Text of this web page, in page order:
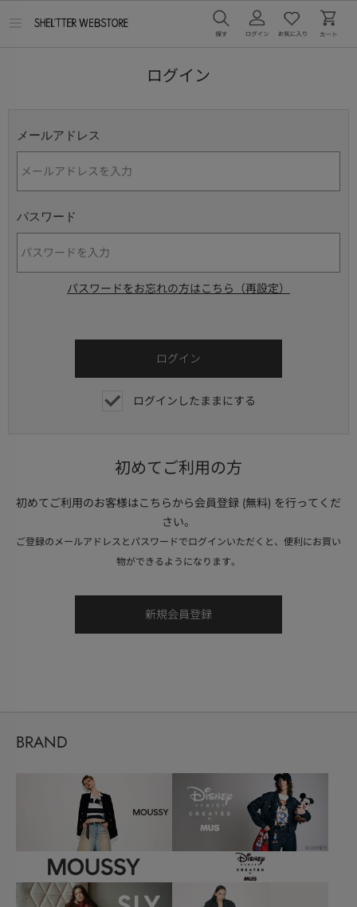
ログイン
メールアドレス
パスワード
パスワードをお忘れの方はこちら（再設定）
ログインしたままにする
初めてご利用の方
初めてご利用のお客様はこちらから会員登録 (無料) を行ってくだ
さい。
ご登録のメールアドレスとパスワードでログインいただくと、便利にお買い
物ができるようになります。
BRAND